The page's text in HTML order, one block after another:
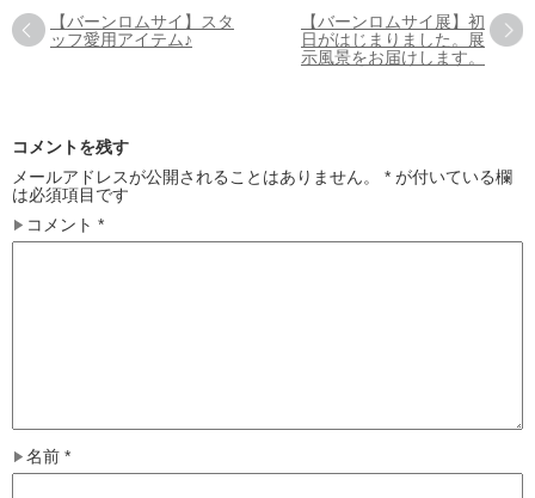
【バーンロムサイ】スタ
ッフ愛用アイテム♪
【バーンロムサイ展】初
日がはじまりました。展
示風景をお届けします。
コメントを残す
メールアドレスが公開されることはありません。
* が付いている欄
は必須項目です
コメント *
名前 *